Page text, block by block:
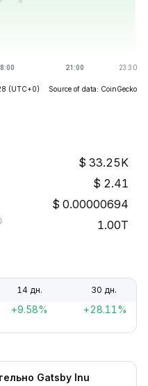
(UTC+0) Source of data: CoinGecko
33.25K
2.41
0.00000694
1.00T
14 дн. 30 дн.
+9.58% +28.11%
Gatsby Inu